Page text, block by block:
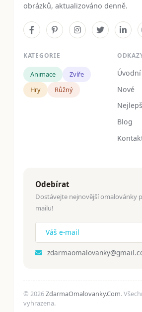
obrázků, aktualizováno denně.
KATEGORIE
Animace
Zvíře
Hry
Růžný
Nové
Blog
Odebírat
Dostávejte nejnovější omalovánky
mailu!
© 2026ZdarmaOmalovanky.Com.
vyhrazena.